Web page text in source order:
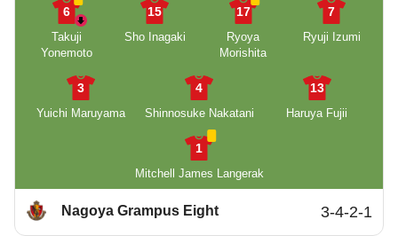
6
Takuji
Yonemoto
15
Sho Inagaki
17
Ryoya
Morishita
7
Ryuji Izumi
3
Yuichi Maruyama
4
Shinnosuke Nakatani
13
Haruya Fujii
1
Mitchell James Langerak
Nagoya Grampus Eight 3-4-2-1